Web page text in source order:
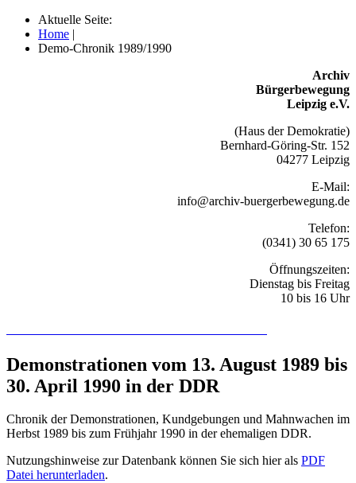
Aktuelle Seite:
Home |
Demo-Chronik 1989/1990
Archiv
Bürgerbewegung
Leipzig e.V.
(Haus der Demokratie)
Bernhard-Göring-Str. 152
04277 Leipzig
E-Mail:
info@archiv-buergerbewegung.de
Telefon:
(0341) 30 65 175
Öffnungszeiten:
Dienstag bis Freitag
10 bis 16 Uhr
Demonstrationen vom 13. August 1989 bis
30. April 1990 in der DDR
Chronik der Demonstrationen, Kundgebungen und Mahnwachen im
Herbst 1989 bis zum Frühjahr 1990 in der ehemaligen DDR.
Nutzungshinweise zur Datenbank können Sie sich hier als PDF
Datei herunterladen.